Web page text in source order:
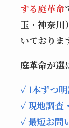
する庭革命
玉・神奈川
いておりま
庭革命が選
✓ 1本ずつ
✓ 現地調査
✓ 最短お問